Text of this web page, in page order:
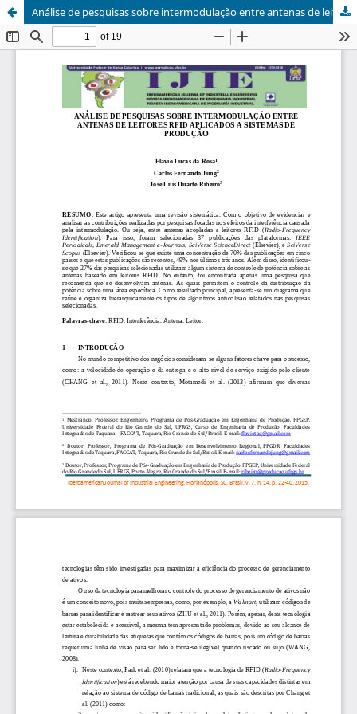
Análise de pesquisas sobre intermodulação entre antenas de leitores RFID aplicados a sistemas de produção